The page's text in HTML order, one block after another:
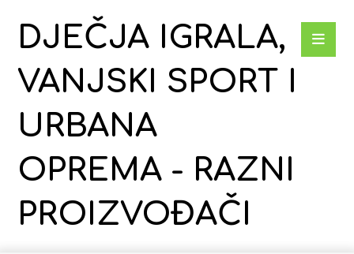
DJEČJA IGRALA,
VANJSKI SPORT I
URBANA
OPREMA - RAZNI
PROIZVOĐAČI